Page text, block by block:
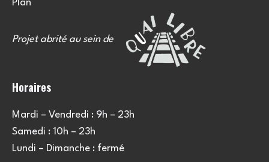
Plan
Projet abrité au sein de
Horaires
Mardi – Vendredi : 9h – 23h
Samedi : 10h – 23h
Lundi – Dimanche : fermé